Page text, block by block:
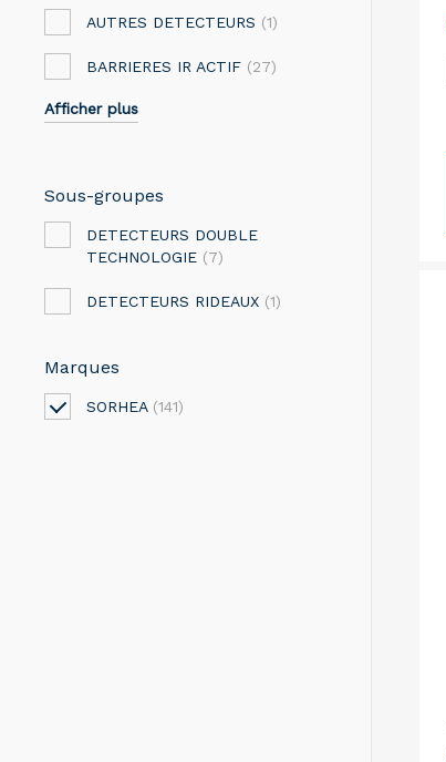
AUTRES DETECTEURS (1)
BARRIERES IR ACTIF (27)
Afficher plus
Sous-groupes
DETECTEURS DOUBLE
TECHNOLOGIE (7)
DETECTEURS RIDEAUX (1)
Marques
SORHEA (141)